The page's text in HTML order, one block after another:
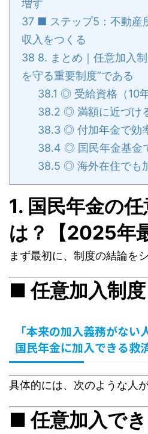
増す
37 ■ ステップ5：不動産
収入をつくる
38 8. まとめ｜任意加入
を守る重要制度”である
38.1 ◎ 受給資格（10
38.2 ◎ 満額に近づけ
38.3 ◎ 付加年金で効
38.4 ◎ 国民年金基金
38.5 ◎ 海外在住でも
1. 国民年金の
は？【2025年
まず最初に、制度の結論を
■任意加入制
「本来の加入義務がな
国民年金に加入できる救
具体的には、次のような人
■ 任意加入で